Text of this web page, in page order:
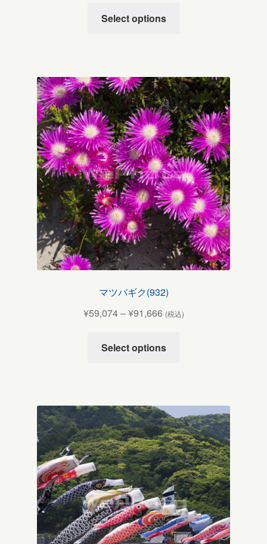
Select options
マツバギク(932)
¥59,074–¥91,666 (税込)
Select options